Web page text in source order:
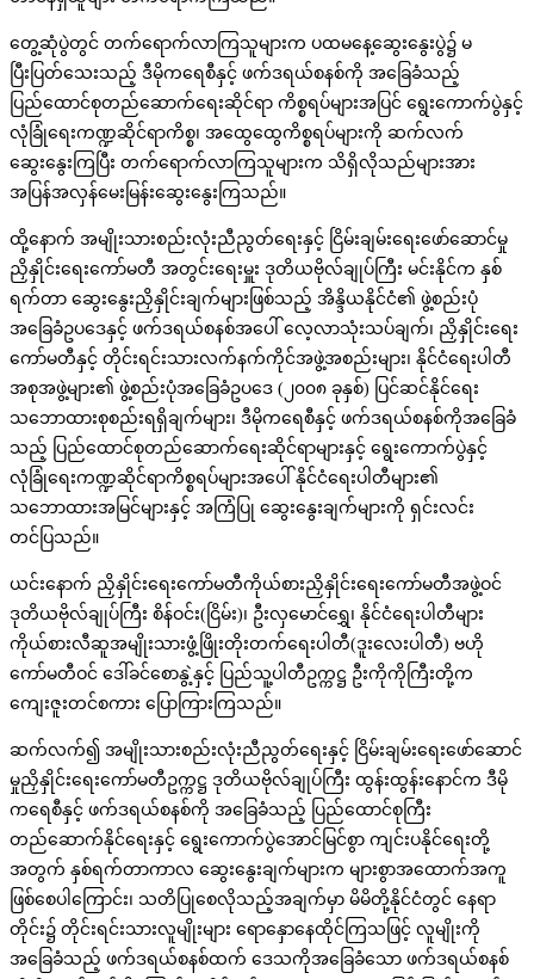
တွေ့ဆုံပွဲတွင် တက်ရောက်လာကြသူများက ပထမနေ့ဆွေးနွေးပွဲ၌ မ
ပြီးပြတ်သေးသည့် ဒီမိုကရေစီနှင့် ဖက်ဒရယ်စနစ်ကို အခြေခံသည့်
ပြည်ထောင်စုတည်ဆောက်ရေးဆိုင်ရာ ကိစ္စရပ်များအပြင် ရွေးကောက်ပွဲနှင့်
လုံခြုံရေးကဏ္ဍဆိုင်ရာကိစ္စ၊ အထွေထွေကိစ္စရပ်များကို ဆက်လက်
ဆွေးနွေးကြပြီး တက်ရောက်လာကြသူများက သိရှိလိုသည်များအား
အပြန်အလှန်မေးမြန်းဆွေးနွေးကြသည်။
ထို့နောက် အမျိုးသားစည်းလုံးညီညွတ်ရေးနှင့် ငြိမ်းချမ်းရေးဖော်ဆောင်မှု
ညှိနှိုင်းရေးကော်မတီ အတွင်းရေးမှူး ဒုတိယဗိုလ်ချုပ်ကြီး မင်းနိုင်က နှစ်
ရက်တာ ဆွေးနွေးညှိနှိုင်းချက်များဖြစ်သည့် အိန္ဒိယနိုင်ငံ၏ ဖွဲ့စည်းပုံ
အခြေခံဥပဒေနှင့် ဖက်ဒရယ်စနစ်အပေါ် လေ့လာသုံးသပ်ချက်၊ ညှိနှိုင်းရေး
ကော်မတီနှင့် တိုင်းရင်းသားလက်နက်ကိုင်အဖွဲ့အစည်းများ၊ နိုင်ငံရေးပါတီ
အစုအဖွဲ့များ၏ ဖွဲ့စည်းပုံအခြေခံဥပဒေ (၂၀၀၈ ခုနှစ်) ပြင်ဆင်နိုင်ရေး
သဘောထားစုစည်းရရှိချက်များ၊ ဒီမိုကရေစီနှင့် ဖက်ဒရယ်စနစ်ကိုအခြေခံ
သည့် ပြည်ထောင်စုတည်ဆောက်ရေးဆိုင်ရာများနှင့် ရွေးကောက်ပွဲနှင့်
လုံခြုံရေးကဏ္ဍဆိုင်ရာကိစ္စရပ်များအပေါ် နိုင်ငံရေးပါတီများ၏
သဘောထားအမြင်များနှင့် အကြံပြု ဆွေးနွေးချက်များကို ရှင်းလင်း
တင်ပြသည်။
ယင်းနောက် ညှိနှိုင်းရေးကော်မတီကိုယ်စားညှိနှိုင်းရေးကော်မတီအဖွဲ့ဝင်
ဒုတိယဗိုလ်ချုပ်ကြီး စိန်ဝင်း(ငြိမ်း)၊ ဦးလှမောင်ရွှေ၊ နိုင်ငံရေးပါတီများ
ကိုယ်စားလီဆူအမျိုးသားဖွံ့ဖြိုးတိုးတက်ရေးပါတီ(ဒူးလေးပါတီ) ဗဟို
ကော်မတီဝင် ဒေါ်ခင်စောနွဲ့နှင့် ပြည်သူ့ပါတီဥက္ကဋ္ဌ ဦးကိုကိုကြီးတို့က
ကျေးဇူးတင်စကား ပြောကြားကြသည်။
ဆက်လက်၍ အမျိုးသားစည်းလုံးညီညွတ်ရေးနှင့် ငြိမ်းချမ်းရေးဖော်ဆောင်
မှုညှိနှိုင်းရေးကော်မတီဥက္ကဋ္ဌ ဒုတိယဗိုလ်ချုပ်ကြီး ထွန်းထွန်းနောင်က ဒီမို
ကရေစီနှင့် ဖက်ဒရယ်စနစ်ကို အခြေခံသည့် ပြည်ထောင်စုကြီး
တည်ဆောက်နိုင်ရေးနှင့် ရွေးကောက်ပွဲအောင်မြင်စွာ ကျင်းပနိုင်ရေးတို့
အတွက် နှစ်ရက်တာကာလ ဆွေးနွေးချက်များက များစွာအထောက်အကူ
ဖြစ်စေပါကြောင်း၊ သတိပြုစေလိုသည့်အချက်မှာ မိမိတို့နိုင်ငံတွင် နေရာ
တိုင်း၌ တိုင်းရင်းသားလူမျိုးများ ရောနှောနေထိုင်ကြသဖြင့် လူမျိုးကို
အခြေခံသည့် ဖက်ဒရယ်စနစ်ထက် ဒေသကိုအခြေခံသော ဖက်ဒရယ်စနစ်